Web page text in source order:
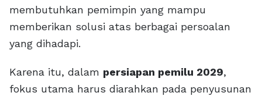
membutuhkan pemimpin yang mampu
memberikan solusi atas berbagai persoalan
yang dihadapi.
Karena itu, dalam persiapan pemilu 2029,
fokus utama harus diarahkan pada penyusunan